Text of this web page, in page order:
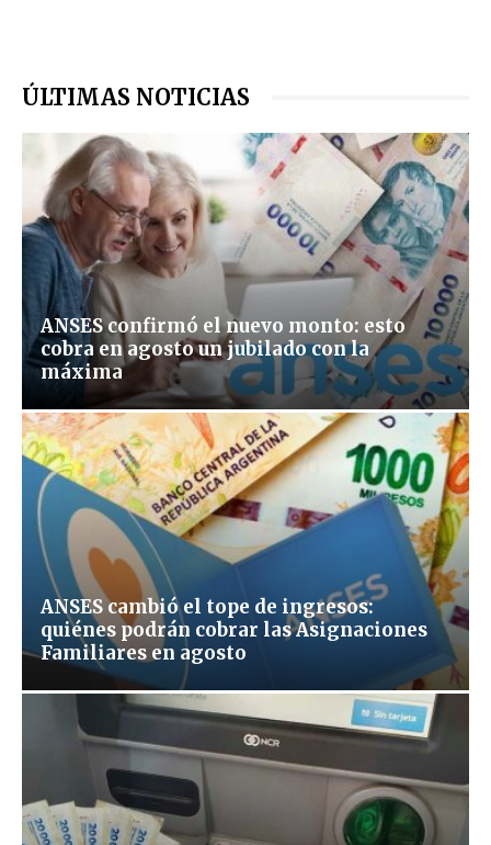
ÚLTIMAS NOTICIAS
ANSES confirmó el nuevo monto: esto
cobra en agosto un jubilado con la
máxima
ANSES cambió el tope de ingresos:
quiénes podrán cobrar las Asignaciones
Familiares en agosto